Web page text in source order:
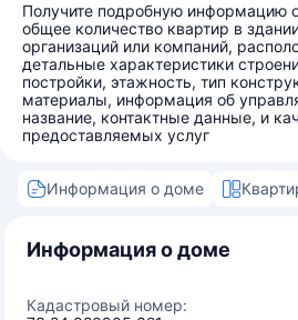
Получите подробную информацию
общее количество квартир в
организаций или компаний,
детальные характеристики
постройки, этажность, тип
материалы, информация об
название, контактные данные, и
предоставляемых услуг
Информация о доме
Информация о доме
Кадастровый номер: